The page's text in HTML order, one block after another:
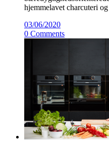
hjemmelavet charcuteri
03/06/2020
0 Comments